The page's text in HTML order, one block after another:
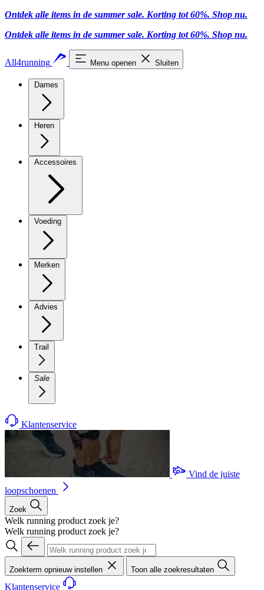
Ontdek alle items in de summer sale. Korting tot 60%. Shop nu.
Ontdek alle items in de summer sale. Korting tot 60%. Shop nu.
All4running Menu openen Sluiten
Dames
Heren
Accessoires
Voeding
Merken
Advies
Trail
Sale
Klantenservice
Vind de juiste
loopschoenen
Zoek
Welk running product zoek je?
Welk running product zoek je?
Zoekterm opnieuw instellen Toon alle zoekresultaten
Klantenservice